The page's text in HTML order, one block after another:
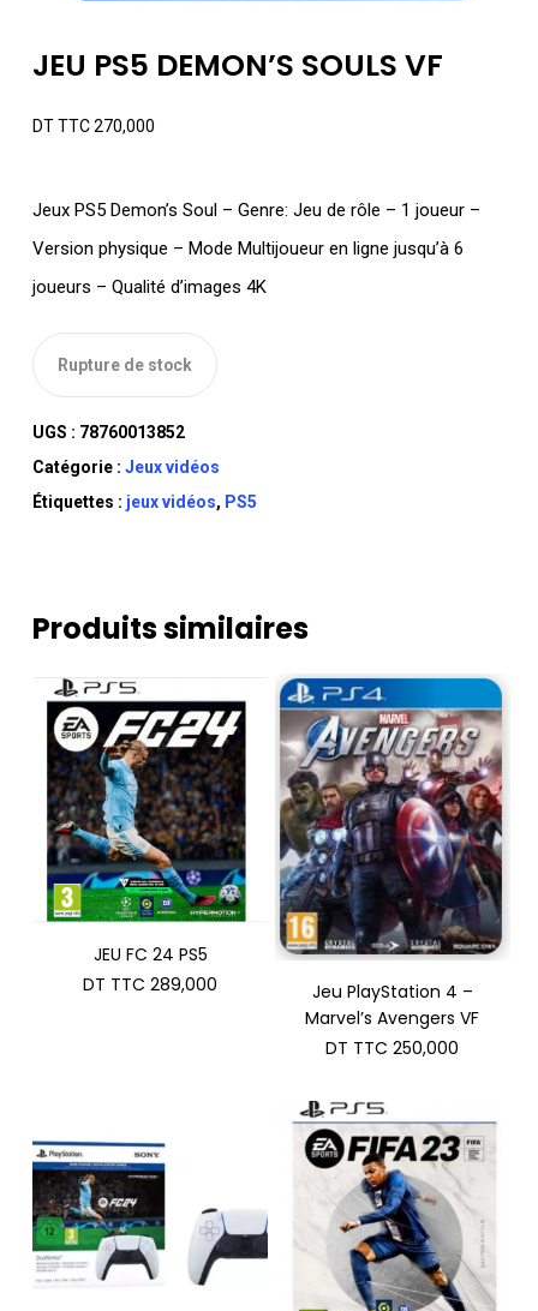
JEU PS5 DEMON’S SOULS VF
DT TTC270,000
Jeux PS5 Demon’s Soul – Genre: Jeu de rôle – 1 joueur –
Version physique – Mode Multijoueur en ligne jusqu’à 6
joueurs – Qualité d’images 4K
Rupture de stock
UGS : 78760013852
Catégorie : Jeux vidéos
Étiquettes : jeux vidéos, PS5
Produits similaires
JEU FC 24 PS5
DT TTC 289,000
Jeu PlayStation 4 –
Marvel’s Avengers VF
DT TTC 250,000